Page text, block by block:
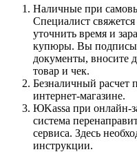
Наличные при
Специалист
уточнить время и
купюры. Вы
документы, вносите
товар и чек.
Безналичный расчет
интернет-магазине.
ЮKassa при онлайн-
система
сервиса. Здесь
инструкции.